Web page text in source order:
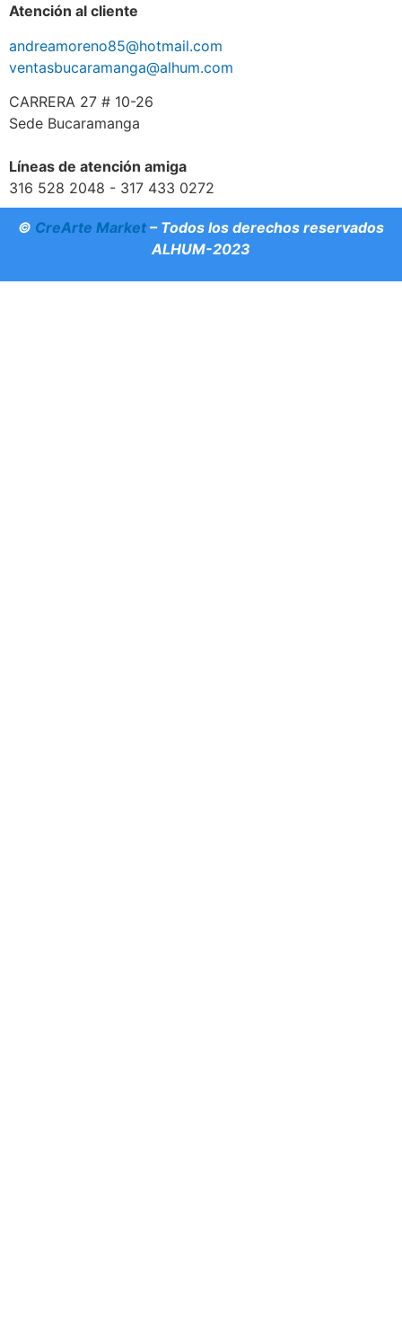
Atención al cliente
andreamoreno85@hotmail.com
ventasbucaramanga@alhum.com
CARRERA 27 # 10-26
Sede Bucaramanga
Líneas de atención amiga
316 528 2048 - 317 433 0272
© CreArte Market – Todos los derechos reservados
ALHUM-2023